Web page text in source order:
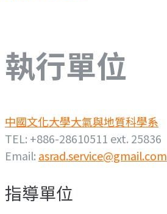
執行單位
中國文化大學大氣與地質科學系
TEL: +886-28610511 ext. 25836
Email: asrad.service@gmail.com
指導單位